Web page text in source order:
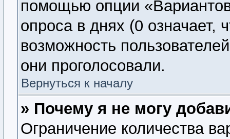
помощью опции
опроса в днях (0 означает,
возможность
они проголосовали.
Вернуться к началу
» Почему я не могу
Ограничение количества